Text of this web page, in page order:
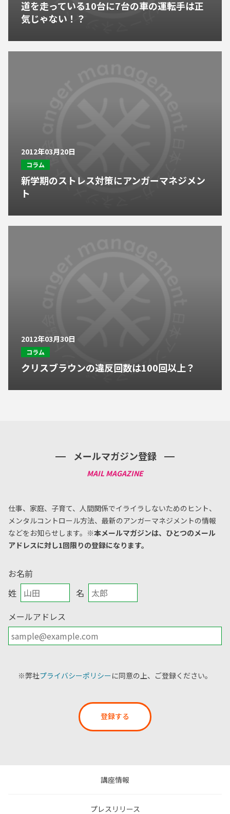
道を走っている10台に7台の車の運転手は正
気じゃない！？
2012年03月20日
コラム
新学期のストレス対策にアンガーマネジメン
ト
2012年03月30日
コラム
クリスブラウンの違反回数は100回以上？
メールマガジン登録
仕事、家庭、子育て、人間関係でイライラしないためのヒント、
メンタルコントロール方法、 最新のアンガーマネジメントの情報
などをお知らせします。 ※本メールマガジンは、ひとつのメール
アドレスに対し1回限りの登録になります。
お名前
姓
名
メールアドレス
※弊社プライバシーポリシーに同意の上、ご登録ください。
登録する
講座情報
プレスリリース